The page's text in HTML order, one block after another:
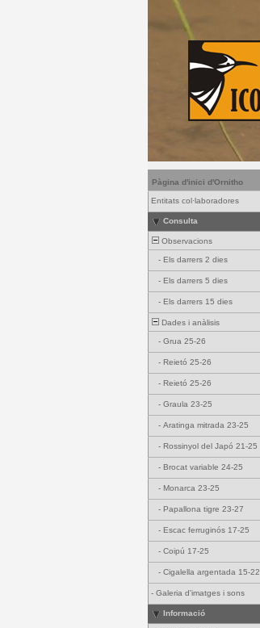
Pàgina d'inici d'Ornitho
Entitats col·laboradores
Consulta
Observacions
- Els darrers 2 dies
- Els darrers 5 dies
- Els darrers 15 dies
Dades i anàlisis
- Grua 25-26
- Reietó 25-26
- Reietó 25-26
- Graula 23-25
- Aratinga mitrada 23-25
- Rossinyol del Japó 21-25
- Brocat variable 24-25
- Monarca 23-25
- Papallona tigre 23-27
- Escac ferruginós 17-25
- Coipú 17-25
- Cigalella argentada 15-22
- Galeria d'imatges i sons
Informació